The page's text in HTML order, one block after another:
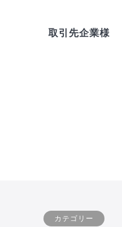
取引先企業様
カテゴリー